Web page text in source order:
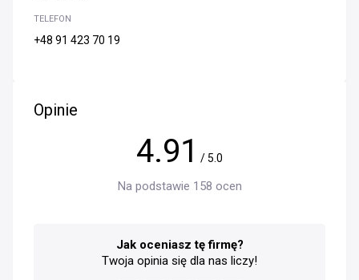
TELEFON
+48 91 423 70 19
Opinie
4.91 / 5.0
Na podstawie 158 ocen
Jak oceniasz tę firmę?
Twoja opinia się dla nas liczy!